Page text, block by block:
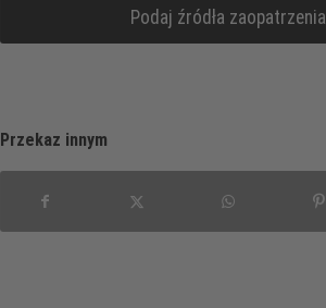
Podaj źródła zaopatrzenia
Przekaz innym